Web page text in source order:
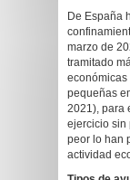
De España
marzo de
tramitado
económicas
pequeñas
2021), para
ejercicio sin
peor lo han
actividad